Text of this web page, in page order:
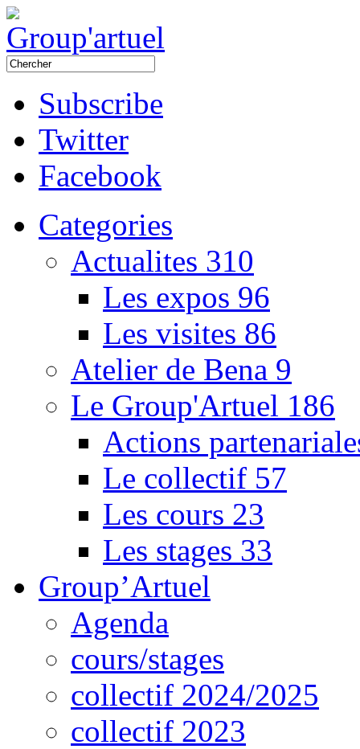
Subscribe
Twitter
Facebook
Categories
Actualites 310
Les expos 96
Les visites 86
Atelier de Bena 9
Le Group'Artuel 186
Actions
Le collectif 57
Les cours 23
Les stages 33
Group’Artuel
Agenda
cours/stages
collectif 2024/2025
collectif 2023